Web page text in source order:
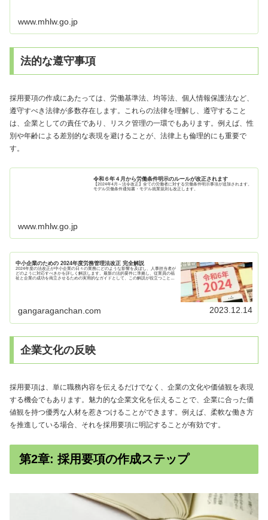
www.mhlw.go.jp
法的な遵守事項
採用要項の作成にあたっては、労働基準法、均等法、個人情報保護法など、
遵守すべき法律が多数存在します。これらの法律を理解し、遵守すること
は、企業としての責任であり、リスク管理の一環でもあります。例えば、性
別や年齢による差別的な表現を避けることが、法律上も倫理的にも重要で
す。
令和６年４月から労働条件明示のルールが改正されます
【2024年4月～法令改正】全ての労働者に対する労働条件明示事項が追加されます。
モデル労働条件通知書・モデル就業規則も改正します。
www.mhlw.go.jp
中小企業のための 2024年度労務管理法改正 完全解説
2024年度の法改正が中小企業の日々の業務にどのような影響を及ぼし、人事担当者が
どのように対応すべきかを詳しく解説します。最新の法的要件に準拠し、従業員の福
祉と企業の成功を両立させるための実用的なガイドとして、この解説が役立つことを
gangaraganchan.com 2023.12.14
企業文化の反映
採用要項は、単に職務内容を伝えるだけでなく、企業の文化や価値観を表現
する機会でもあります。魅力的な企業文化を伝えることで、企業に合った価
値観を持つ優秀な人材を惹きつけることができます。例えば、柔軟な働き方
を推進している場合、それを採用要項に明記することが有効です。
第2章: 採用要項の作成ステップ